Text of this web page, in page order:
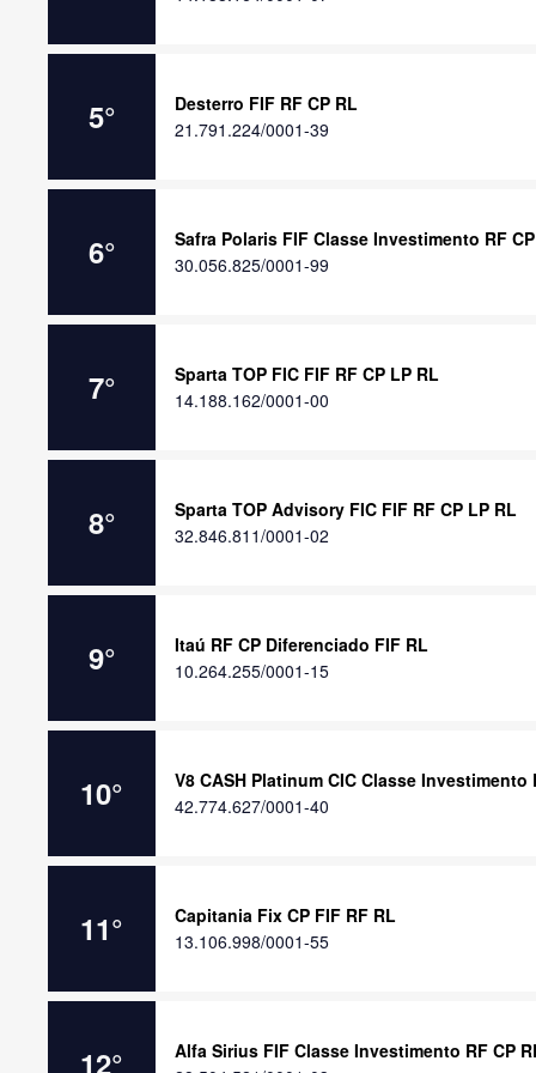
5°
Desterro FIF RF CP RL
21.791.224/0001-39
6°
Safra Polaris FIF Classe Investimento RF
30.056.825/0001-99
7°
Sparta TOP FIC FIF RF CP LP RL
14.188.162/0001-00
8°
Sparta TOP Advisory FIC FIF RF CP LP RL
32.846.811/0001-02
9°
Itaú RF CP Diferenciado FIF RL
10.264.255/0001-15
10°
V8 CASH Platinum CIC Classe Investimento
42.774.627/0001-40
11°
Capitania Fix CP FIF RF RL
13.106.998/0001-55
12°
Alfa Sirius FIF Classe Investimento RF CP